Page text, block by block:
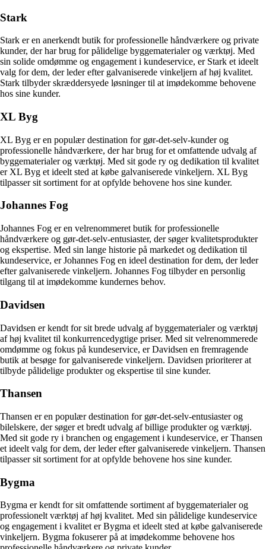
Stark
Stark er en anerkendt butik for professionelle håndværkere og private
kunder, der har brug for pålidelige byggematerialer og værktøj. Med
sin solide omdømme og engagement i kundeservice, er Stark et ideelt
valg for dem, der leder efter galvaniserede vinkeljern af høj kvalitet.
Stark tilbyder skræddersyede løsninger til at imødekomme behovene
hos sine kunder.
XL Byg
XL Byg er en populær destination for gør-det-selv-kunder og
professionelle håndværkere, der har brug for et omfattende udvalg af
byggematerialer og værktøj. Med sit gode ry og dedikation til kvalitet
er XL Byg et ideelt sted at købe galvaniserede vinkeljern. XL Byg
tilpasser sit sortiment for at opfylde behovene hos sine kunder.
Johannes Fog
Johannes Fog er en velrenommeret butik for professionelle
håndværkere og gør-det-selv-entusiaster, der søger kvalitetsprodukter
og ekspertise. Med sin lange historie på markedet og dedikation til
kundeservice, er Johannes Fog en ideel destination for dem, der leder
efter galvaniserede vinkeljern. Johannes Fog tilbyder en personlig
tilgang til at imødekomme kundernes behov.
Davidsen
Davidsen er kendt for sit brede udvalg af byggematerialer og værktøj
af høj kvalitet til konkurrencedygtige priser. Med sit velrenommerede
omdømme og fokus på kundeservice, er Davidsen en fremragende
butik at besøge for galvaniserede vinkeljern. Davidsen prioriterer at
tilbyde pålidelige produkter og ekspertise til sine kunder.
Thansen
Thansen er en populær destination for gør-det-selv-entusiaster og
bilelskere, der søger et bredt udvalg af billige produkter og værktøj.
Med sit gode ry i branchen og engagement i kundeservice, er Thansen
et ideelt valg for dem, der leder efter galvaniserede vinkeljern. Thansen
tilpasser sit sortiment for at opfylde behovene hos sine kunder.
Bygma
Bygma er kendt for sit omfattende sortiment af byggematerialer og
professionelt værktøj af høj kvalitet. Med sin pålidelige kundeservice
og engagement i kvalitet er Bygma et ideelt sted at købe galvaniserede
vinkeljern. Bygma fokuserer på at imødekomme behovene hos